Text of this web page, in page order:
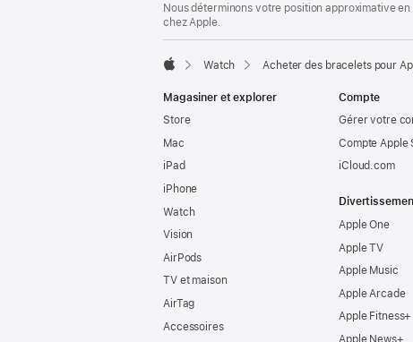
Nous déterminons votre position approximative
chez Apple.
Watch Acheter des bracelets pour
Magasiner et explorer
Store
Mac
iPad
iPhone
Watch
Vision
AirPods
TV et maison
AirTag
Accessoires
Compte
Gérer votre
Compte Apple
iCloud.com
Apple One
Apple TV
Apple Music
Apple Arcade
Apple Fitness+
Apple News+